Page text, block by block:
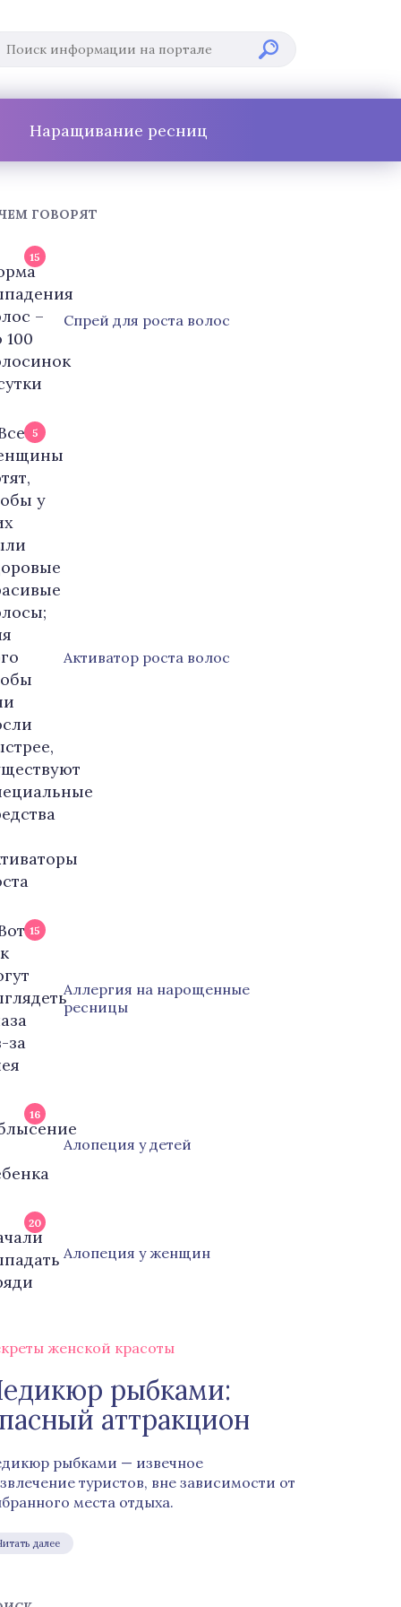
Наращивание ресниц
ГОВОРЯТ
15
Cпрей для роста волос
5
Активатор роста волос
15
Аллергия на нарощенные
ресницы
16
Алопеция у детей
20
Алопеция у женщин
женской красоты
рыбками:
аттракцион
рыбками — извечное
туристов, вне зависимости от
места отдыха.
далее